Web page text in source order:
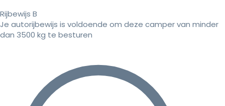
Rijbewijs B
Je autorijbewijs is voldoende om deze camper van minder
dan 3500 kg te besturen